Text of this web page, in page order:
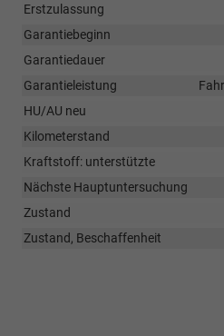
Erstzulassung
Garantiebeginn
Garantiedauer
Garantieleistung
HU/AU neu
Kilometerstand
Kraftstoff: unterstützte
Nächste Hauptuntersuchung
Zustand
Zustand, Beschaffenheit